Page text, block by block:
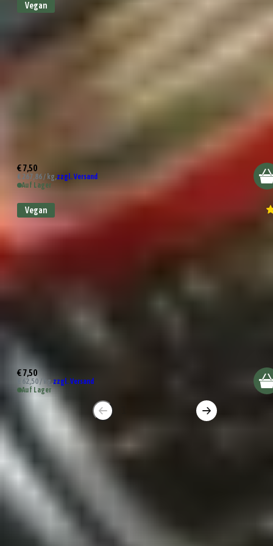
Vegan
Bruschetta Bärlauch Dip
€ 7,50
€ 267,86 / kg,zzgl. Versand
Auf Lager
Vegan
€ 7,50
€ 62,50 / kg,zzgl. Versand
Auf Lager
Gewürze von Gepp's
Willkommen in der aromatischen Welt der Gewürze,
wo Geschmack zu einer kulinarischen Reise wird!